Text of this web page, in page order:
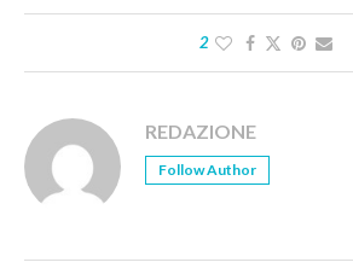
2
REDAZIONE
Follow Author